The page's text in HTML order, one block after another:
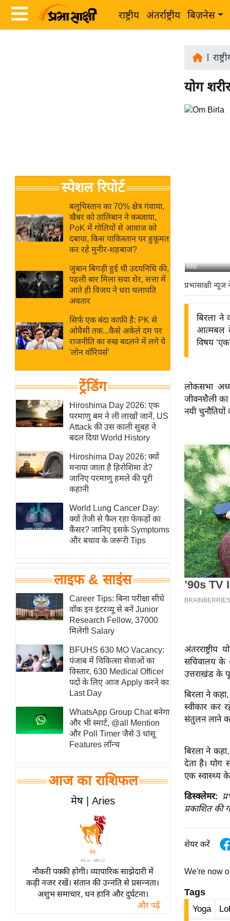
राष्ट्रीय अंतर्राष्ट्रीय बिज़नेस
Breaking
News in
Hindi
Hindi
Videos
जगत
राय
बजट
IPL
2026
ई-पेपर
मिसाल बेमिसाल
शख्सियत
यंग इंडिया
साहित्य जगत
ऑटो वर्ल्ड
न्यूज ब्रीफ
मनोरंजन जगत
बॉलीवुड
हॉलीवुड
फिल्म समीक्षा
News
लाइफस्टाइल
टेक्नॉलॉजी
ब्यूटी/फैशन
घरेलू नुस्खे
पर्यटन स्थल
फिटनेस मंत्रा
रिलेशनशिप
विश्लेषण
समसामयिक
मातृभूमि
स्तंभ
एम.
आर.
चाय पर
समीक्षा
व्रत
त्योहार
राशिफल
विशेष
स्पेशल रिपोर्ट
बलूचिस्तान का 70% क्षेत्र गंवाया,
खैबर को तालिबान ने कब्जाया,
PoK में गोलियों से आवाज को
दबाया, किस पाकिस्तान पर हुकूमत
कर रहे मुनीर-शहबाज?
जुबान बिगड़ी हुई थी उदयनिधि की,
पहली बार मिला सवा शेर, सत्ता में
आते ही विजय ने धरा थलापति
अवतार
सिर्फ एक बंदा काफ़ी है: PK से
ओवैसी तक...कैसे अकेले दम पर
राजनीति का रुख बदलने में लगे ये
'लोन वॉरियर्स'
ट्रेंडिंग
Hiroshima Day 2026: एक
परमाणु बम ने ली लाखों जानें, US
Attack की उस काली सुबह ने
बदल दिया World History
Hiroshima Day 2026: क्यों
मनाया जाता है हिरोशिमा डे?
जानिए परमाणु हमले की पूरी
कहानी
World Lung Cancer Day:
क्यों तेजी से फैल रहा फेफड़ों का
कैंसर? जानिए इसके Symptoms
और बचाव के जरूरी Tips
लाइफ & साइंस
Career Tips: बिना परीक्षा सीधे
वॉक इन इंटरव्यू से बनें Junior
Research Fellow, 37000
मिलेगी Salary
BFUHS 630 MO Vacancy:
पंजाब में चिकित्सा सेवाओं का
विस्तार, 630 Medical Officer
पदों के लिए आज Apply करने का
Last Day
WhatsApp Group Chat बनेगा
और भी स्मार्ट, @all Mention
और Poll Timer जैसे 3 धांसू
Features लॉन्च
आज का राशिफल
मेष | Aries
नौकरी पक्की होगी। व्यापारिक साझेदारी में
कड़ी नजर रखें। संतान की उन्नति से प्रसन्नता।
अशुभ समाचार, धन हानि और दुर्घटना।
और पढ़ें
योग
ANI
प्रभासाक्षी न्यूज
बिरला ने
आत्मबल
विषय
लोकसभा
जीवनशैली का
नयी
सचिवालय के
उत्तराखंड के
बिरला ने
स्वीकार कर
संतुलन लाने
बिरला ने
देता है। योग
एक स्वास्थ्य के
डिस्क्लेमर:
प्रकाशित की
शेयर करें
We're now
Tags
Yoga